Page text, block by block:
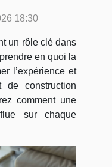
18:30
un rôle clé dans
en quoi la
l’expérience et
de construction
comment une
sur chaque